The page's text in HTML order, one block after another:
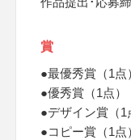
賞
●最優秀賞（1
●優秀賞（1点
●デザイン賞（
●コピー賞（1